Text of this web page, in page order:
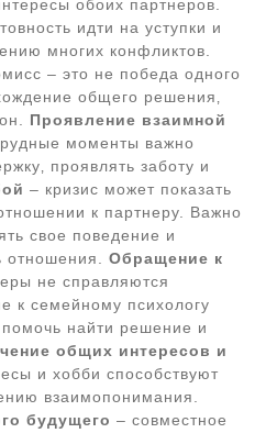
обоих партнеров.
идти на уступки и
многих конфликтов.
– это не победа одного
общего решения‚
Проявление взаимной
моменты важно
проявлять заботу и
– кризис может показать
к партнеру. Важно
свое поведение и
отношения. Обращение к
не справляются
к семейному психологу
найти решение и
общих интересов и
и хобби способствуют
взаимопонимания.
будущего – совместное